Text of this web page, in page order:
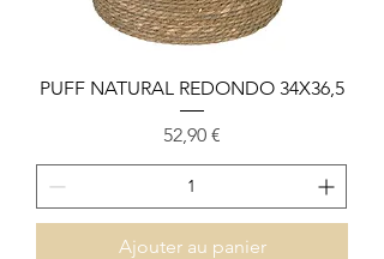
PUFF NATURAL REDONDO 34X36,5
Prix
52,90 €
Ajouter au panier